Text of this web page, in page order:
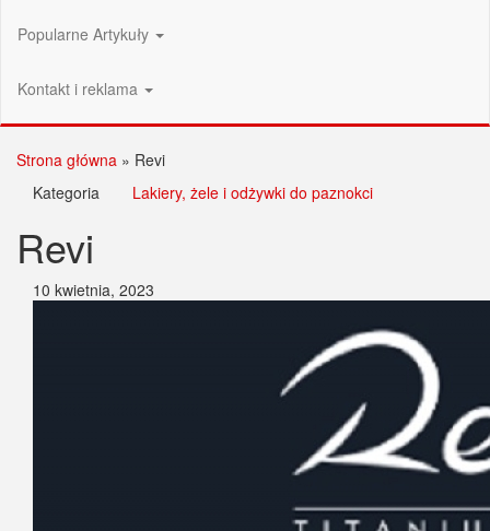
Popularne Artykuły
Kontakt i reklama
Strona główna » Revi
Kategoria
Lakiery, żele i odżywki do paznokci
Revi
10 kwietnia, 2023